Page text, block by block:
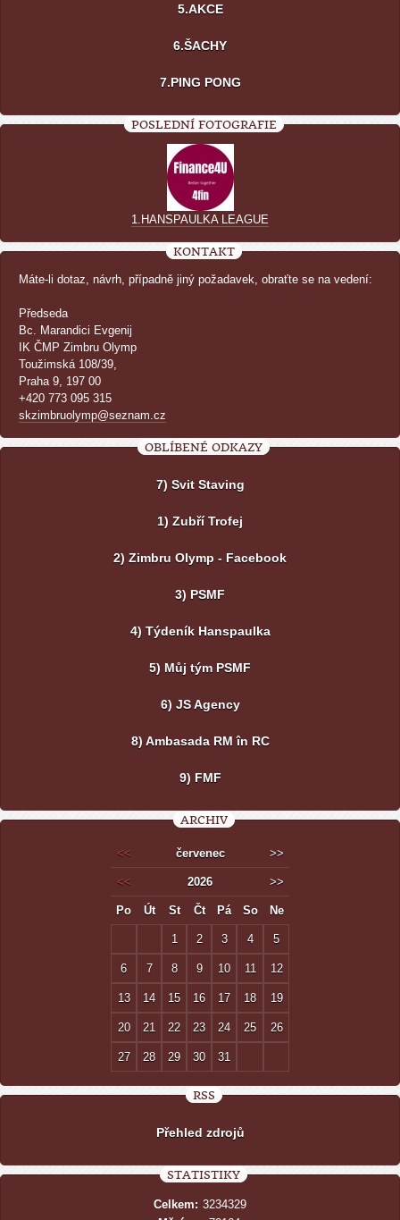
5.AKCE
6.ŠACHY
7.PING PONG
POSLEDNÍ FOTOGRAFIE
1.HANSPAULKA LEAGUE
KONTAKT
Máte-li dotaz, návrh, případně jiný požadavek, obraťte se na vedení:
Předseda
Bc. Marandici Evgenij
IK ČMP Zimbru Olymp
Toužimská 108/39,
Praha 9, 197 00
+420 773 095 315
skzimbruolymp@seznam.cz
OBLÍBENÉ ODKAZY
7) Svit Staving
1) Zubří Trofej
2) Zimbru Olymp - Facebook
3) PSMF
4) Týdeník Hanspaulka
5) Můj tým PSMF
6) JS Agency
8) Ambasada RM în RC
9) FMF
ARCHIV
<< červenec >>
<< 2026 >>
Po Út St Čt Pá So Ne
1 2 3 4 5
6 7 8 9 10 11 12
13 14 15 16 17 18 19
20 21 22 23 24 25 26
27 28 29 30 31
RSS
Přehled zdrojů
STATISTIKY
Celkem: 3234329